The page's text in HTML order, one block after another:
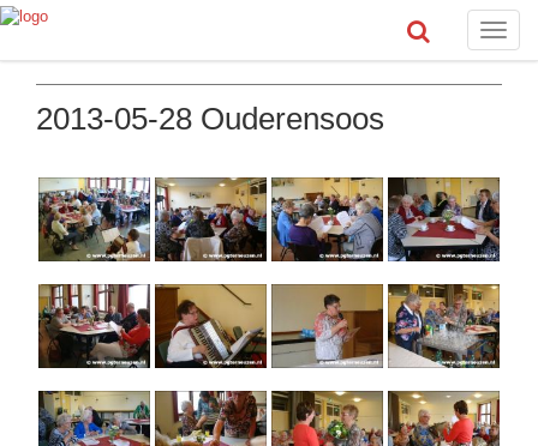
Toggle
2013-05-28 Ouderensoos